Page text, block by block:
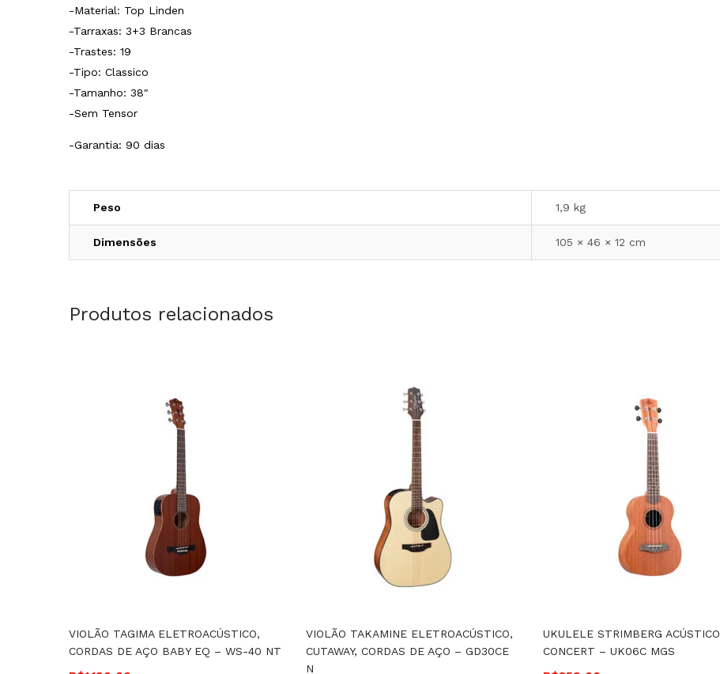
-Material: Top Linden
-Tarraxas: 3+3 Brancas
-Trastes: 19
-Tipo: Classico
-Tamanho: 38″
-Sem Tensor
-Garantia: 90 dias
Peso 1,9 kg
Dimensões 105 × 46 × 12 cm
Produtos relacionados
VIOLÃO TAGIMA ELETROACÚSTICO,
CORDAS DE AÇO BABY EQ – WS-40 NT
VIOLÃO TAKAMINE ELETROACÚSTICO,
CUTAWAY, CORDAS DE AÇO – GD30CE
N
UKULELE STRIMBERG ACÚSTICO
CONCERT – UK06C MGS